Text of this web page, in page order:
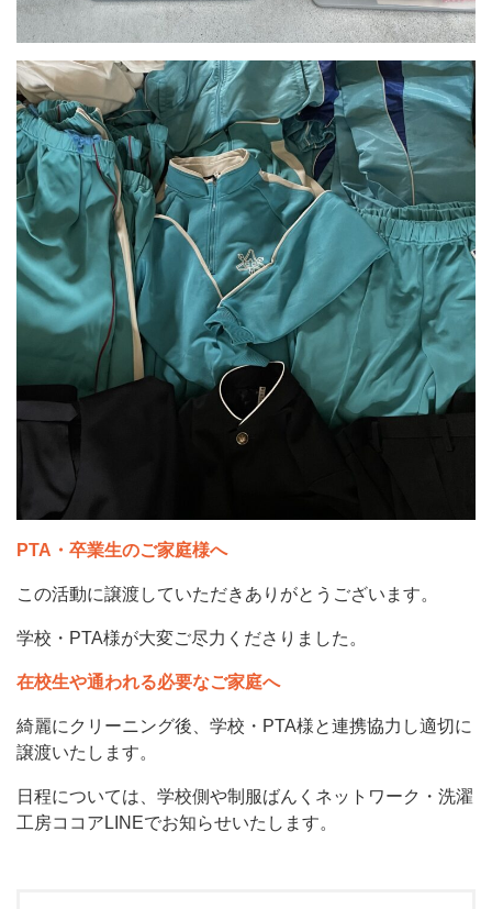
PTA・卒業生のご家庭様へ
この活動に譲渡していただきありがとうございます。
学校・PTA様が大変ご尽力くださりました。
在校生や通われる必要なご家庭へ
綺麗にクリーニング後、学校・PTA様と連携協力し適切に
譲渡いたします。
日程については、学校側や制服ばんくネットワーク・洗濯
工房ココアLINEでお知らせいたします。